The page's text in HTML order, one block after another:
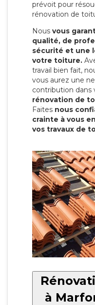
prévoit pour
rénovation de
Nous vous
qualité, de
sécurité et une
votre toiture.
travail bien fait,
vous aurez une
contribution dans
rénovation de
Faites nous
crainte à vous
vos travaux de
à